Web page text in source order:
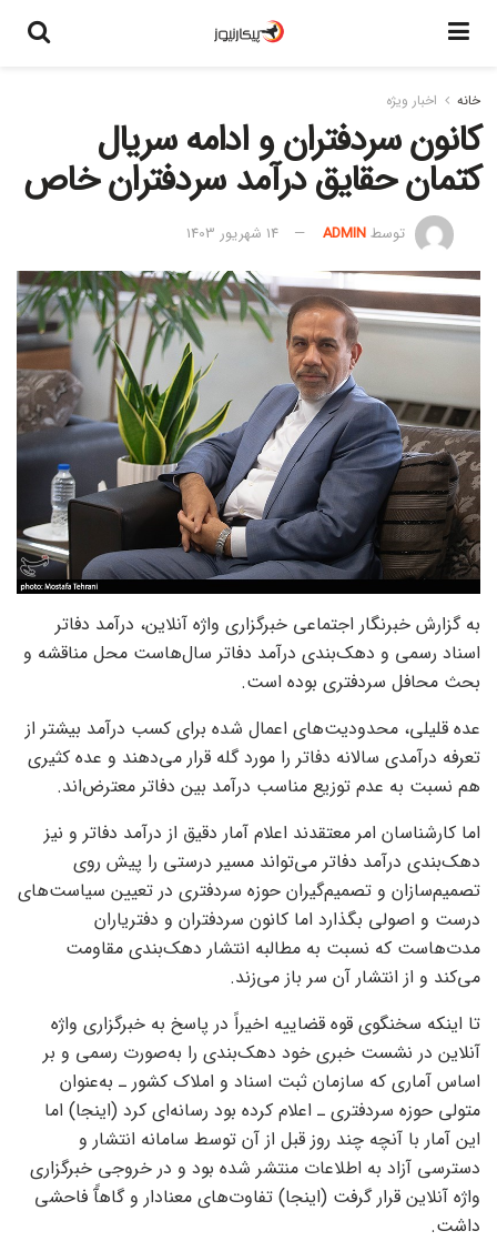
خانه اخبار ویژه
کانون سردفتران و ادامه سریال
کتمان حقایق درآمد سردفتران خاص
توسطADMIN 14 شهریور 1403
به گزارش خبرنگار اجتماعی خبرگزاری واژه آنلاین، درآمد دفاتر
اسناد رسمی و دهک‌بندی درآمد دفاتر سال‌هاست محل مناقشه و
بحث محافل سردفتری بوده است.
عده قلیلی، محدودیت‌های اعمال شده برای کسب درآمد بیشتر از
تعرفه درآمدی سالانه دفاتر را مورد گله‌ قرار می‌دهند و عده کثیری
هم نسبت به عدم توزیع مناسب درآمد بین دفاتر معترض‌اند.
اما کارشناسان امر معتقدند اعلام آمار دقیق از درآمد دفاتر و نیز
دهک‌بندی درآمد دفاتر می‌تواند مسیر درستی را پیش روی
تصمیم‌سازان و تصمیم‌گیران حوزه سردفتری در تعیین سیاست‌های
درست و اصولی بگذارد اما کانون سردفتران و دفتریاران
مدت‌هاست که نسبت به مطالبه انتشار دهک‌بندی مقاومت
می‌کند و از انتشار آن سر باز می‌زند.
تا اینکه سخنگوی قوه قضاییه اخیراً در پاسخ به خبرگزاری واژه
آنلاین در نشست خبری خود دهک‌بندی را به‌صورت رسمی و بر
اساس آماری که سازمان ثبت اسناد و املاک کشور ـ به‌عنوان
متولی حوزه سردفتری ـ اعلام کرده بود رسانه‌ای کرد (اینجا) اما
این آمار با آنچه چند روز قبل از آن توسط سامانه انتشار و
دسترسی آزاد به اطلاعات منتشر شده بود و در خروجی خبرگزاری
واژه آنلاین قرار گرفت (اینجا) تفاوت‌های معنادار و گاهآً فاحشی
داشت.